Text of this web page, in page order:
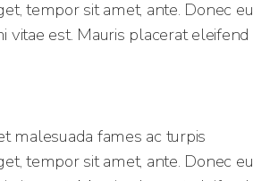
tempor sit amet, ante. Donec eu
est. Mauris placerat eleifend
malesuada fames ac turpis
tempor sit amet, ante. Donec eu